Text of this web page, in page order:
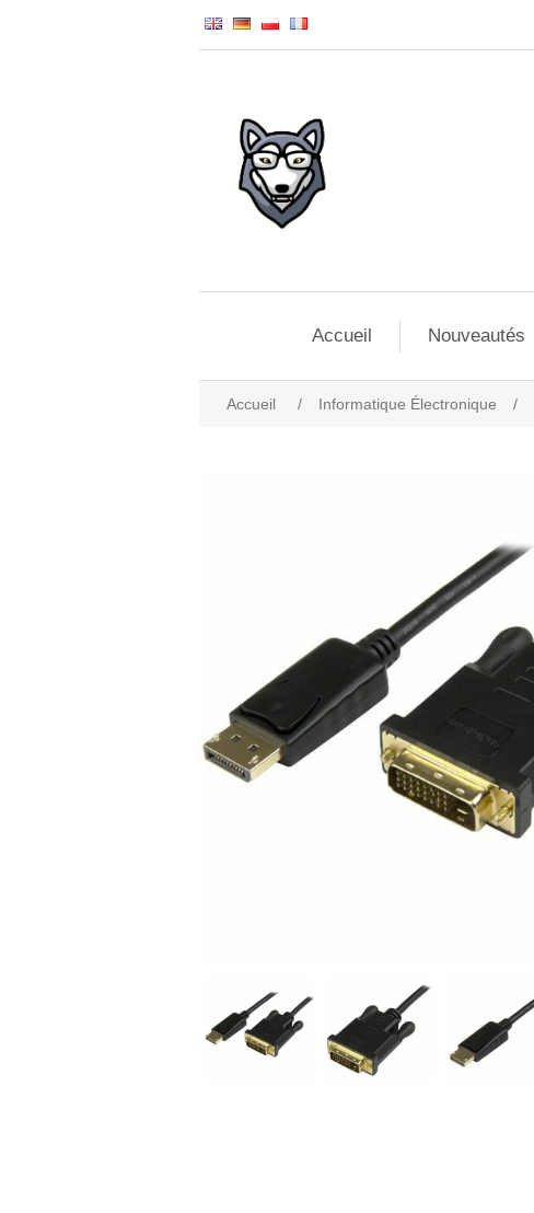
Accueil Nouveautés
Accueil / Informatique Électronique /